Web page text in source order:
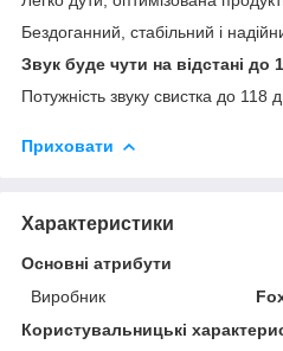
Бездоганний, стабільний і
Звук буде чути на відстані до
Потужність звуку свистка до 118
Приховати
Характеристики
Основні атрибути
Виробник
Користувальницькі